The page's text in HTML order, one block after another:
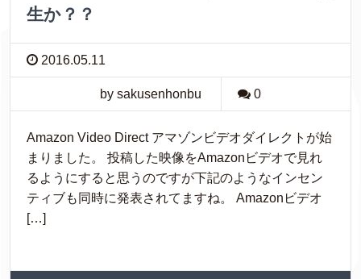
生か？？
2016.05.11
by sakusenhonbu 0
Amazon Video Direct アマゾンビデオダイレクトが始
まりました。 投稿した映像をAmazonビデオで見れ
るようにすると思うのですが下記のようなインセン
ティブも同時に発表されてますね。 Amazonビデオ
[…]